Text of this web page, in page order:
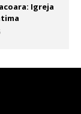
Igreja